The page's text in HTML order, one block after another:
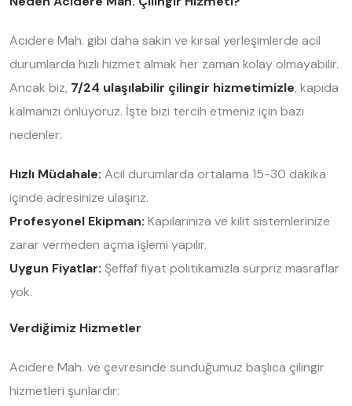
Acıdere Mah. gibi daha sakin ve kırsal yerleşimlerde acil
durumlarda hızlı hizmet almak her zaman kolay olmayabilir.
Ancak biz, 7/24 ulaşılabilir çilingir hizmetimizle, kapıda
kalmanızı önlüyoruz. İşte bizi tercih etmeniz için bazı
nedenler:
Hızlı Müdahale: Acil durumlarda ortalama 15-30 dakika
içinde adresinize ulaşırız.
Profesyonel Ekipman: Kapılarınıza ve kilit sistemlerinize
zarar vermeden açma işlemi yapılır.
Uygun Fiyatlar: Şeffaf fiyat politikamızla sürpriz masraflar
yok.
Verdiğimiz Hizmetler
Acıdere Mah. ve çevresinde sunduğumuz başlıca çilingir
hizmetleri şunlardır: